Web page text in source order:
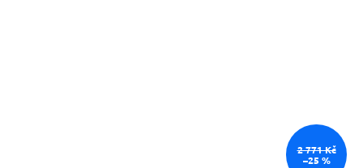
2 771 Kč
–25 %